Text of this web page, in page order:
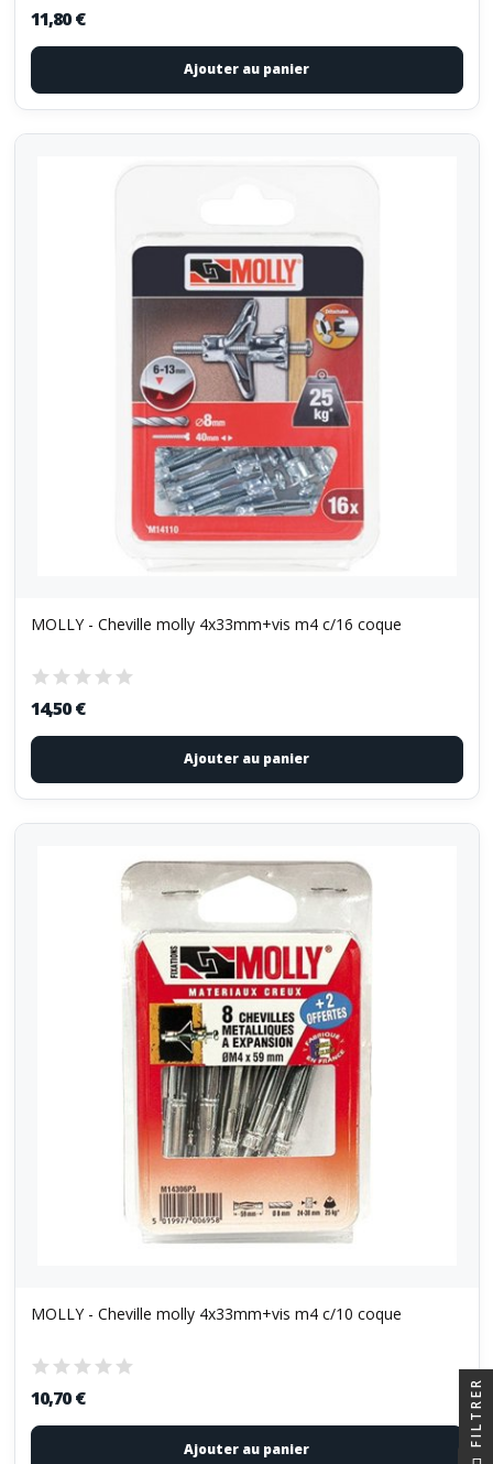
11,80 €
Ajouter au panier
MOLLY - Cheville molly 4x33mm+vis m4 c/16 coque
14,50 €
Ajouter au panier
MOLLY - Cheville molly 4x33mm+vis m4 c/10 coque
10,70 €
Ajouter au panier
FILTRER